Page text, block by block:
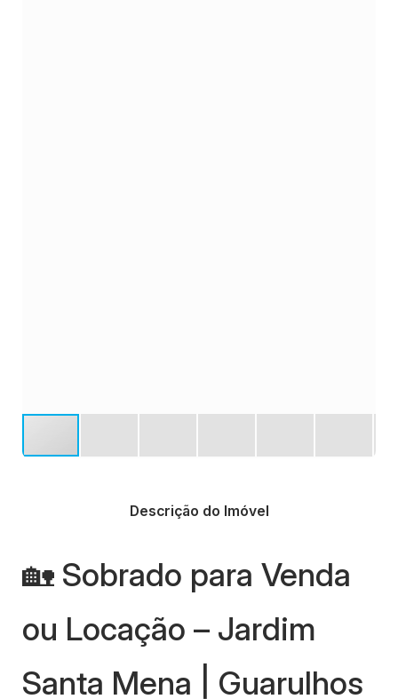
Descrição do Imóvel
🏡 Sobrado para Venda
ou Locação – Jardim
Santa Mena | Guarulhos